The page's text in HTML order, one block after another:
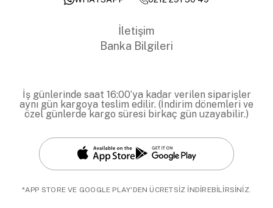
İletişim
Banka Bilgileri
İş günlerinde saat 16:00’ya kadar verilen siparişler
aynı gün kargoya teslim edilir. (İndirim dönemleri ve
özel günlerde kargo süresi birkaç gün uzayabilir.)
*APP STORE VE GOOGLE PLAY'DEN ÜCRETSİZ İNDİREBİLİRSİNİZ.